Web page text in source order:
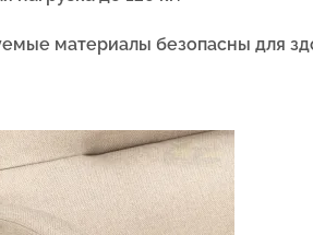
материалы безопасны для